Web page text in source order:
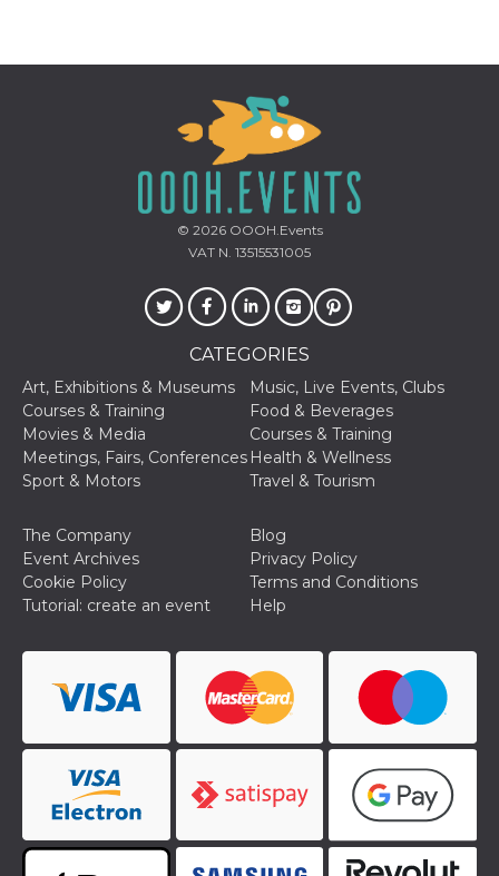
© 2026OOOH.Events
VAT N. 13515531005
CATEGORIES
Art, Exhibitions & Museums
Music, Live Events, Clubs
Courses & Training
Food & Beverages
Movies & Media
Courses & Training
Meetings, Fairs, Conferences Health & Wellness
Sport & Motors
Travel & Tourism
The Company
Blog
Event Archives
Privacy Policy
Cookie Policy
Terms and Conditions
Tutorial: create an event
Help